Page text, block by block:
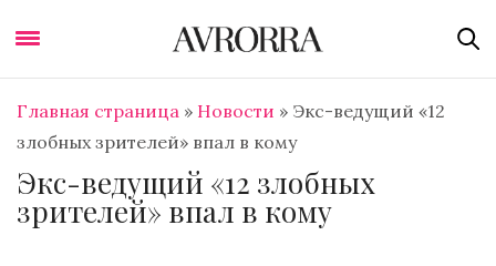
Главная страница » Новости » Экс-ведущий «12
злобных зрителей» впал в кому
Экс-ведущий «12 злобных
зрителей» впал в кому